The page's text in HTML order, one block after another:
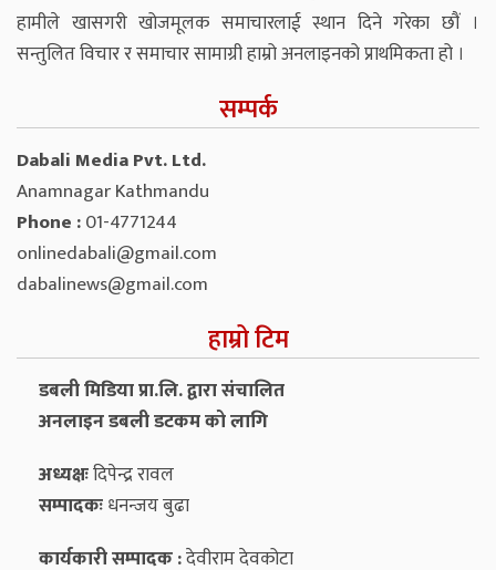
हामीले खासगरी खोजमूलक समाचारलाई स्थान दिने गरेका छौं ।
सन्तुलित विचार र समाचार सामाग्री हाम्रो अनलाइनको प्राथमिकता हो ।
सम्पर्क
Dabali Media Pvt. Ltd.
Anamnagar Kathmandu
Phone :01-4771244
onlinedabali@gmail.com
dabalinews@gmail.com
हाम्रो टिम
डबली मिडिया प्रा.लि. द्वारा संचालित
अनलाइन डबली डटकम को लागि
अध्यक्षःदिपेन्द्र रावल
सम्पादकःधनन्‍जय बुढा
कार्यकारी सम्पादक :देवीराम देवकोटा